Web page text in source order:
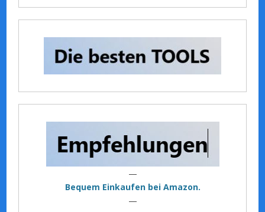
—
Bequem Einkaufen bei Amazon.
—